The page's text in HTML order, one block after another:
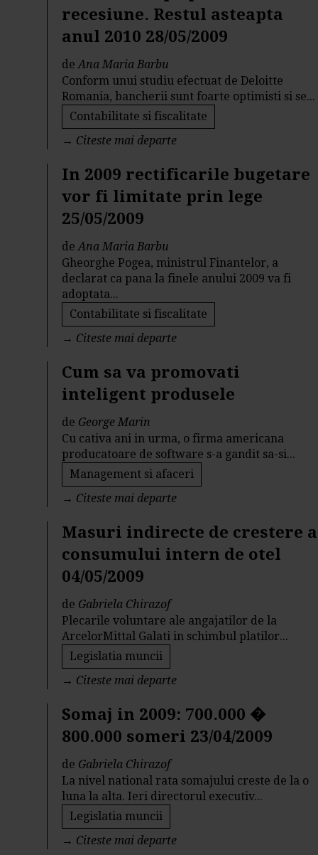
recesiune. Restul asteapta
anul 2010 28/05/2009
deAna Maria Barbu
Conform unui studiu efectuat de Deloitte
Romania, bancherii sunt foarte optimisti si se...
Contabilitate si fiscalitate
→ Citeste mai departe
In 2009 rectificarile bugetare
vor fi limitate prin lege
25/05/2009
deAna Maria Barbu
Gheorghe Pogea, ministrul Finantelor, a
declarat ca pana la finele anului 2009 va fi
adoptata...
Contabilitate si fiscalitate
→ Citeste mai departe
Cum sa va promovati
inteligent produsele
de George Marin
Cu cativa ani in urma, o firma americana
producatoare de software s-a gandit sa-si...
Management si afaceri
→ Citeste mai departe
Masuri indirecte de crestere a
consumului intern de otel
04/05/2009
de Gabriela Chirazof
Plecarile voluntare ale angajatilor de la
ArcelorMittal Galati in schimbul platilor...
Legislatia muncii
→ Citeste mai departe
Somaj in 2009: 700.000 �
800.000 someri 23/04/2009
de Gabriela Chirazof
La nivel national rata somajului creste de la o
luna la alta. Ieri directorul executiv...
Legislatia muncii
→ Citeste mai departe